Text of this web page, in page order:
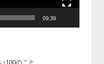
09:39
100のこと